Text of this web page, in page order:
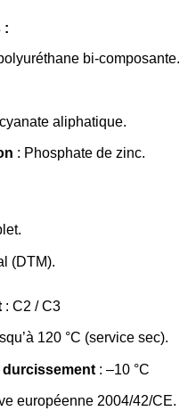
:
bi-composante.
aliphatique.
: Phosphate de zinc.
(DTM).
: C2 / C3
120 °C (service sec).
durcissement: –10 °C
européenne 2004/42/CE.